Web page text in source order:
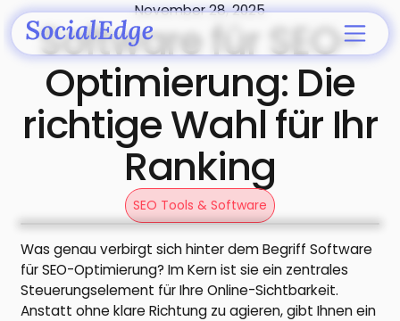
November 28, 2025
Software für SEO-
Optimierung: Die
richtige Wahl für Ihr
Ranking
SEO Tools & Software
Was genau verbirgt sich hinter dem Begriff Software
für SEO-Optimierung? Im Kern ist sie ein zentrales
Steuerungselement für Ihre Online-Sichtbarkeit.
Anstatt ohne klare Richtung zu agieren, gibt Ihnen ein